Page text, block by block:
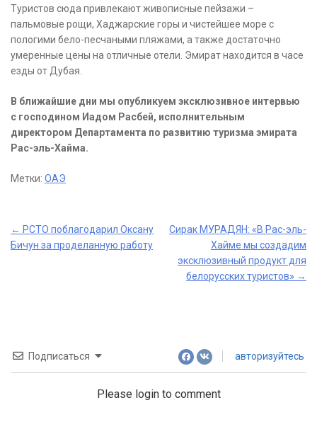
Туристов сюда привлекают живописные пейзажи –
пальмовые рощи, Хаджарские горы и чистейшее море с
пологими бело-песчаными пляжами, а также достаточно
умеренные цены на отличные отели. Эмират находится в часе
езды от Дубая.
В ближайшие дни мы опубликуем эксклюзивное интервью
с господином Иадом Расбей, исполнительным
директором Департамента по развитию туризма эмирата
Рас-эль-Хайма.
Метки: ОАЭ
Post
← РСТО поблагодарил Оксану
Бичун за проделанную работу
Сирак МУРАДЯН: «В Рас-эль-
Хайме мы создадим
эксклюзивный продукт для
белорусских туристов» →
Подписаться авторизуйтесь
Please login to comment